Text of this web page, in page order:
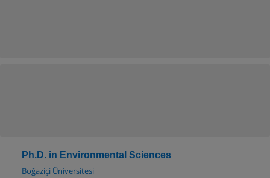
Ph.D. in Environmental Sciences
Boğaziçi Üniversitesi